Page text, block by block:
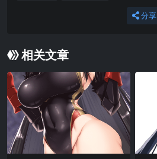
分享
相关文章